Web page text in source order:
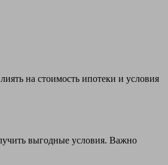
на стоимость ипотеки и условия
выгодные условия. Важно